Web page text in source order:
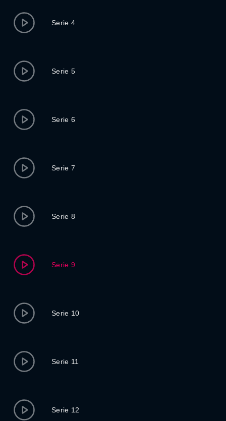
Serie 4
Serie 5
Serie 6
Serie 7
Serie 8
Serie 9
Serie 10
Serie 11
Serie 12